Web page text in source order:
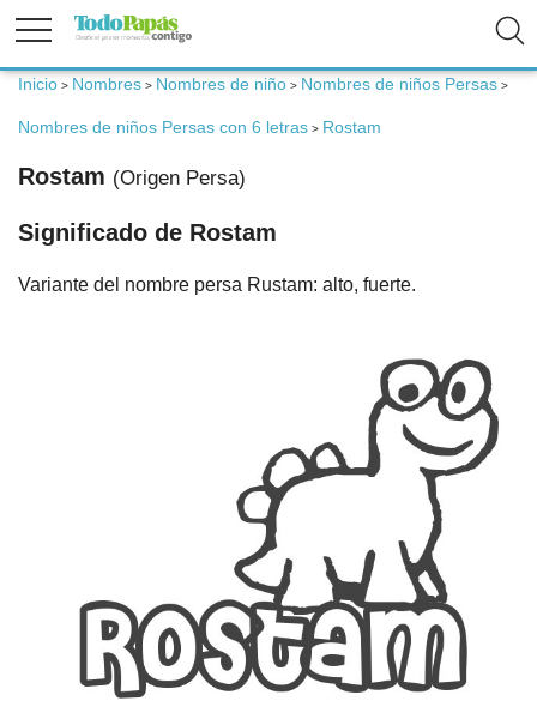
Fertilidad
Bebé
Niños
Inicio > Nombres > Nombres de niño > Nombres de niños Persas >
Nombres de niños Persas con 6 letras > Rostam
Rostam (Origen Persa)
Significado de Rostam
Variante del nombre persa Rustam: alto, fuerte.